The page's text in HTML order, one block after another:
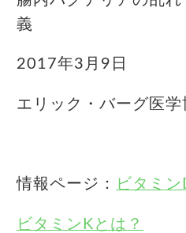
義
2017年3月9日
エリック・バーグ医学
情報ページ： ビタミン
ビタミンKとは？